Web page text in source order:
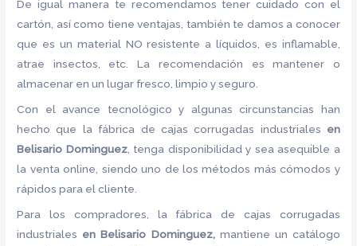
De igual manera te recomendamos tener cuidado con el
cartón, así como tiene ventajas, también te damos a conocer
que es un material NO resistente a líquidos, es inflamable,
atrae insectos, etc. La recomendación es mantener o
almacenar en un lugar fresco, limpio y seguro.
Con el avance tecnológico y algunas circunstancias han
hecho que la fábrica de cajas corrugadas industriales en
Belisario Dominguez, tenga disponibilidad y sea asequible a
la venta online, siendo uno de los métodos más cómodos y
rápidos para el cliente.
Para los compradores, la fábrica decajas corrugadas
industriales en Belisario Dominguez, mantiene un catálogo